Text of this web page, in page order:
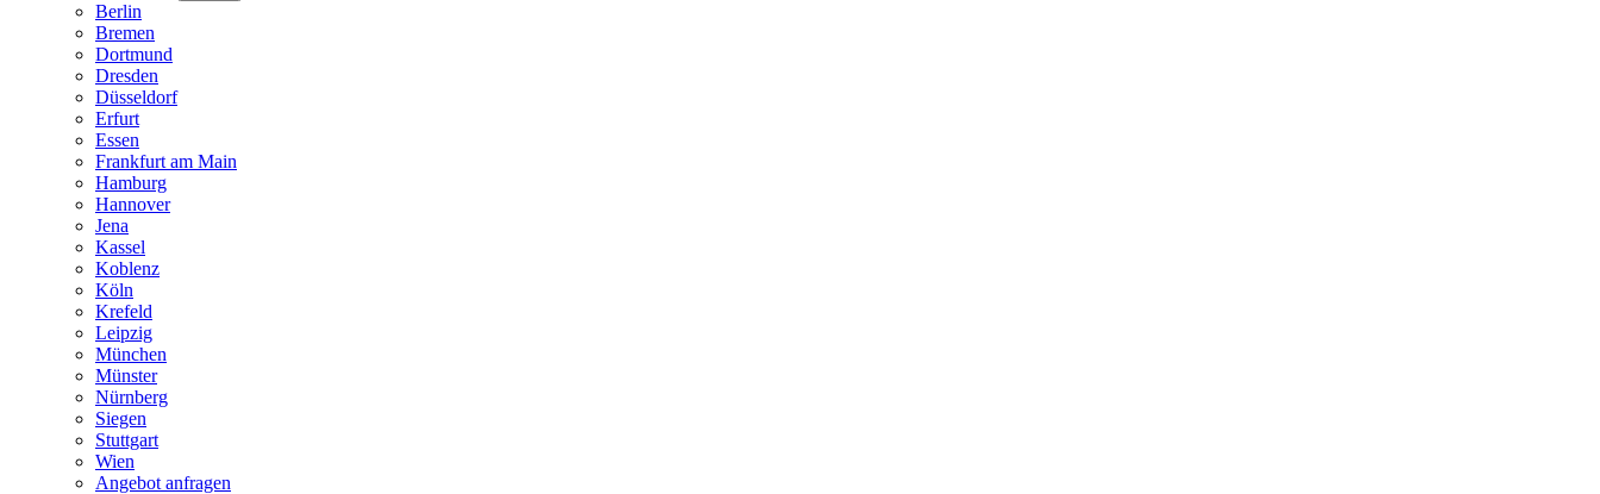
Berlin
Bremen
Dortmund
Dresden
Düsseldorf
Erfurt
Essen
Frankfurt am Main
Hamburg
Hannover
Jena
Kassel
Koblenz
Köln
Krefeld
Leipzig
München
Münster
Nürnberg
Siegen
Stuttgart
Wien
Angebot anfragen